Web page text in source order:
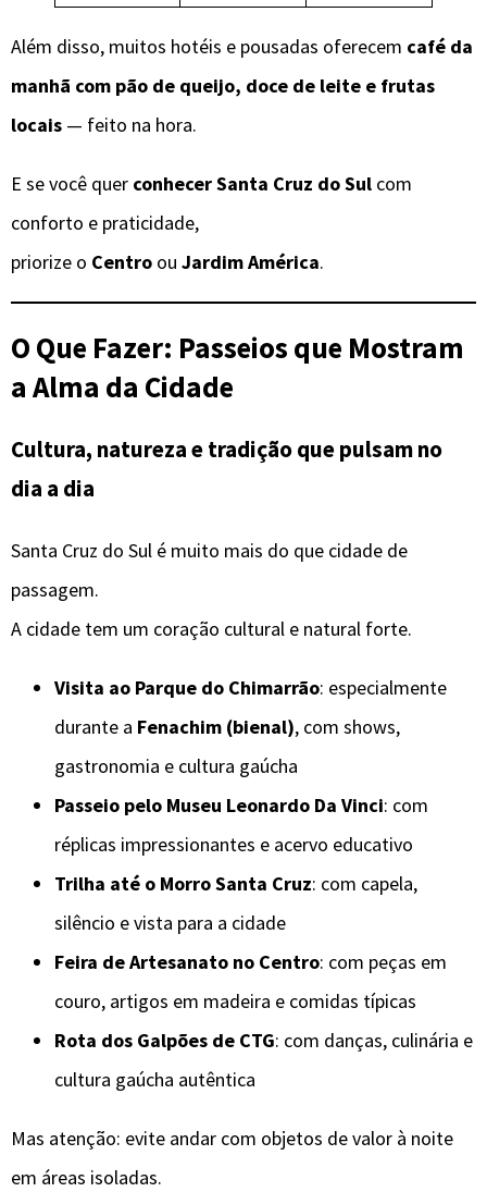
Além disso, muitos hotéis e pousadas oferecem café da
manhã com pão de queijo, doce de leite e frutas
locais — feito na hora.
E se você quer conhecer Santa Cruz do Sul com
conforto e praticidade,
priorize o Centro ou Jardim América.
O Que Fazer: Passeios que Mostram
a Alma da Cidade
Cultura, natureza e tradição que pulsam no
dia a dia
Santa Cruz do Sul é muito mais do que cidade de
passagem.
A cidade tem um coração cultural e natural forte.
Visita ao Parque do Chimarrão: especialmente
durante a Fenachim (bienal), com shows,
gastronomia e cultura gaúcha
Passeio pelo Museu Leonardo Da Vinci: com
réplicas impressionantes e acervo educativo
Trilha até o Morro Santa Cruz: com capela,
silêncio e vista para a cidade
Feira de Artesanato no Centro: com peças em
couro, artigos em madeira e comidas típicas
Rota dos Galpões de CTG: com danças, culinária e
cultura gaúcha autêntica
Mas atenção: evite andar com objetos de valor à noite
em áreas isoladas.